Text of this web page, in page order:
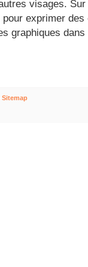
visages.
pour exprimer
graphiques
Sitemap